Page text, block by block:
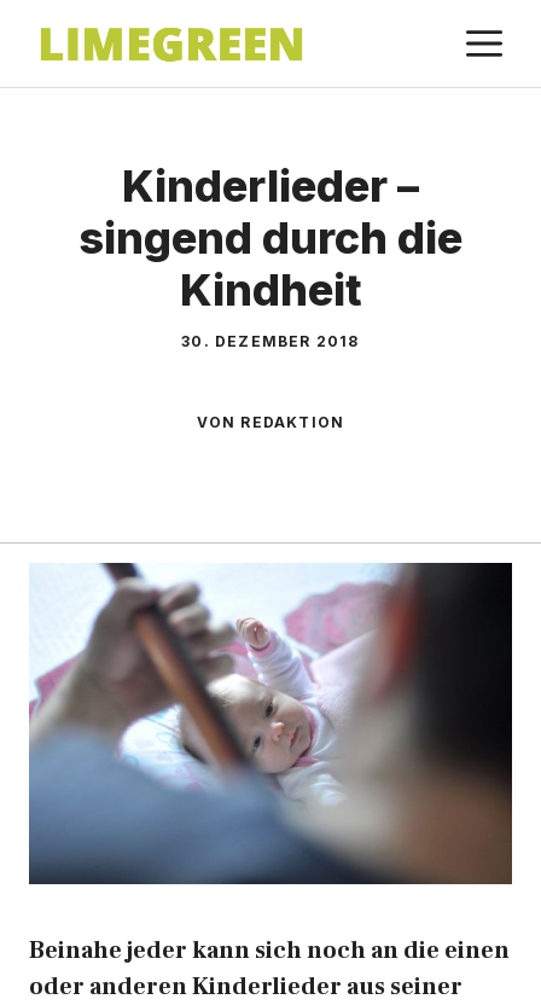
Inhalt
springen
Kinderlieder –
singend durch die
Kindheit
30. DEZEMBER 2018
VON REDAKTION
Beinahe jeder kann sich noch an die einen
oder anderen Kinderlieder aus seiner